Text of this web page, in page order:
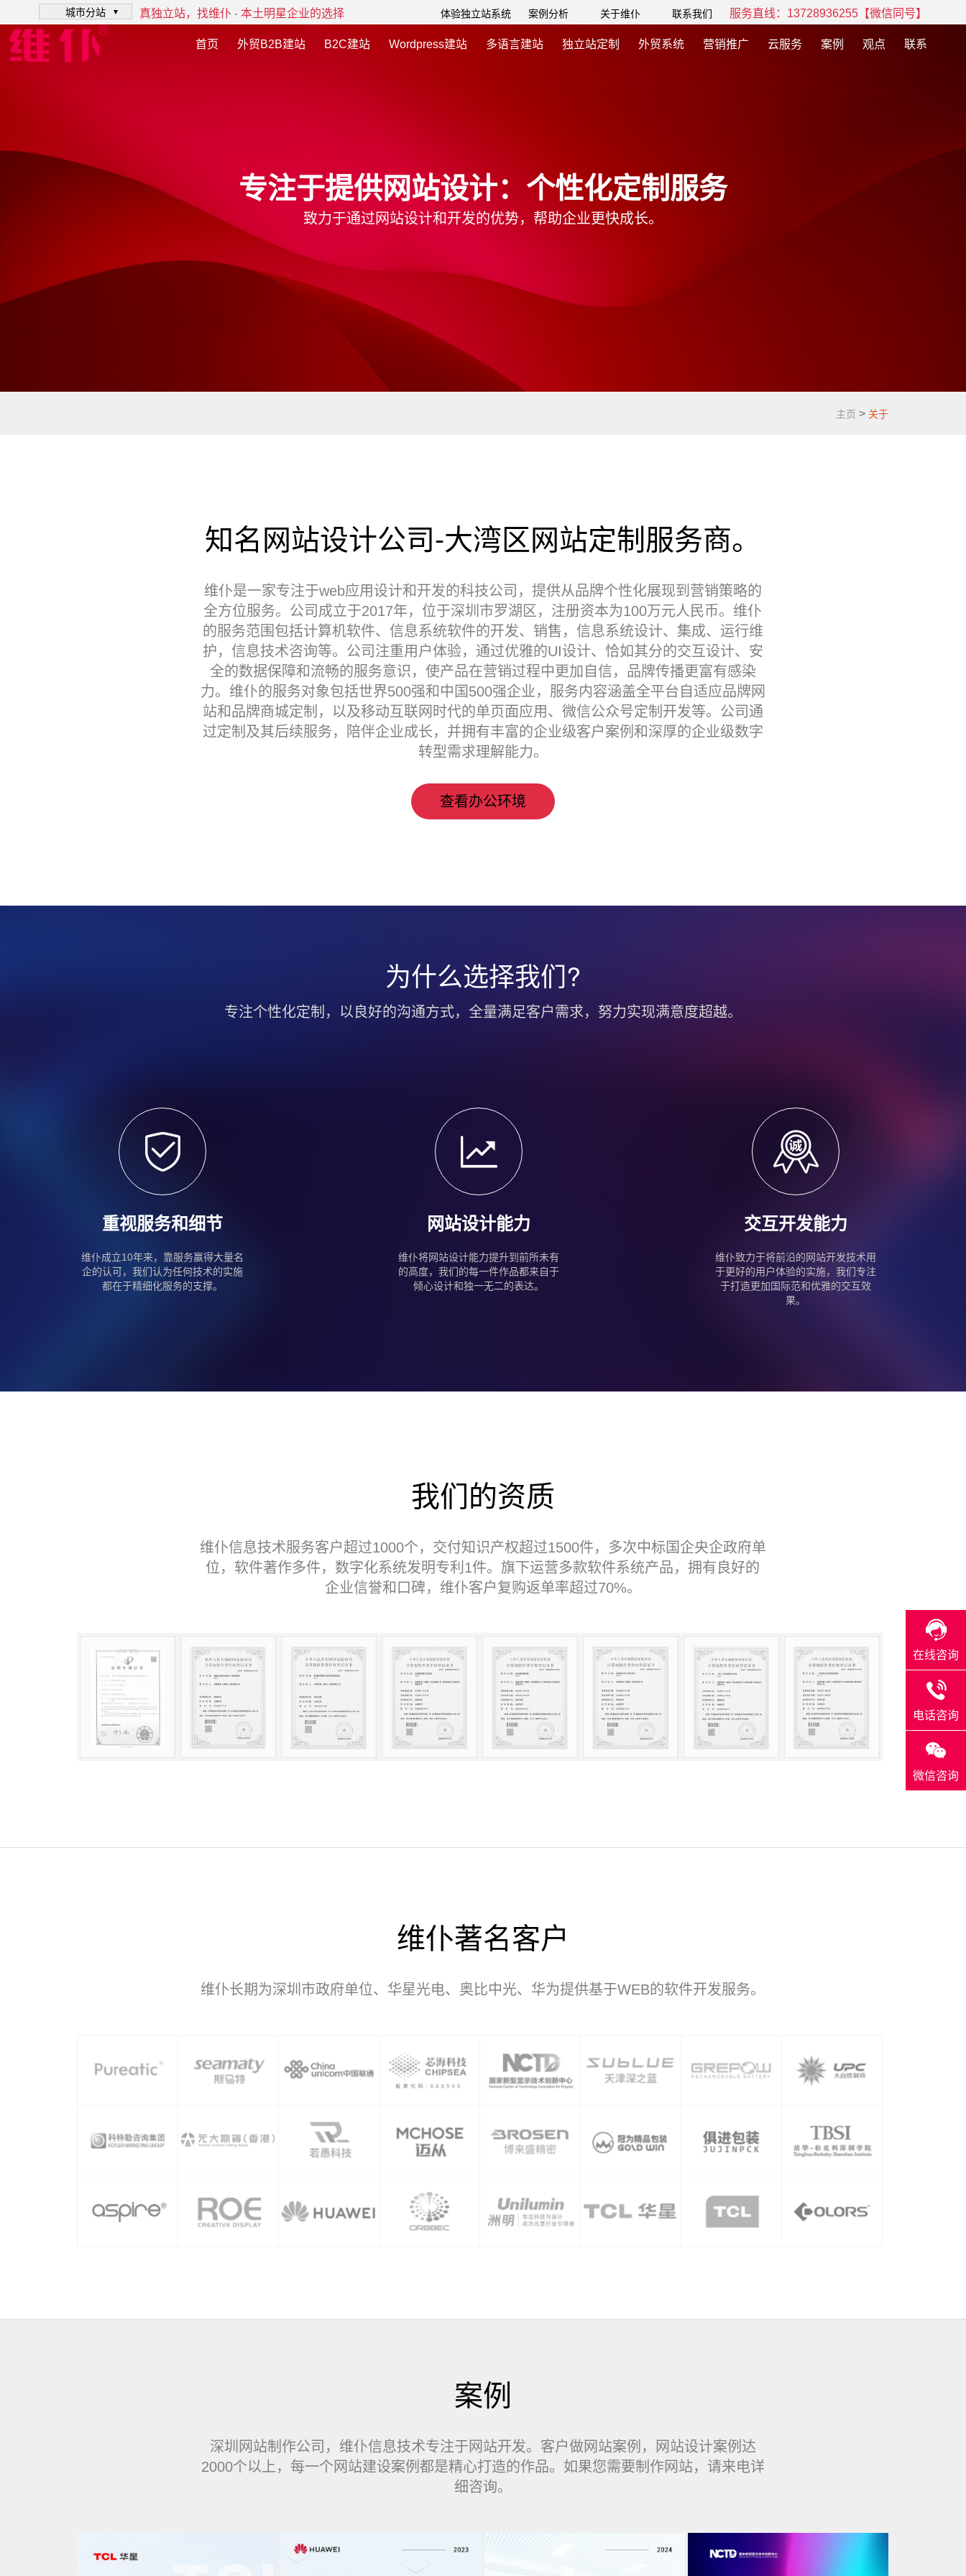
城市分站 真独立站，找维仆 · 本土明星企业的选择 体验独立站系统 案例分析 关于维仆 联系我们 服务直线：13728936255【微信同号】
首页 外贸B2B建站 B2C建站 Wordpress建站 多语言建站 独立站定制 外贸系统 营销推广 云服务 案例 观点 联系
专注于提供网站设计：个性化定制服务
致力于通过网站设计和开发的优势，帮助企业更快成长。
主页 > 关于
知名网站设计公司-大湾区网站定制服务商。
维仆是一家专注于web应用设计和开发的科技公司，提供从品牌个性化展现到营销策略的
全方位服务。公司成立于2017年，位于‌深圳市罗湖区，注册资本为100万元人民币。维仆
的服务范围包括‌计算机软件、‌信息系统软件的开发、销售，信息系统设计、集成、运行维
护，信息技术咨询等。公司注重用户体验，通过优雅的UI设计、恰如其分的交互设计、安
全的数据保障和流畅的服务意识，使产品在营销过程中更加自信，品牌传播更富有感染
力。维仆的服务对象包括‌世界500强和中国500强企业，服务内容涵盖全平台自适应品牌网
站和品牌商城定制，以及移动互联网时代的单页面应用、微信公众号定制开发等。公司通
过定制及其后续服务，陪伴企业成长，并拥有丰富的企业级客户案例和深厚的企业级数字
转型需求理解能力。
查看办公环境
为什么选择我们?
专注个性化定制，以良好的沟通方式，全量满足客户需求，努力实现满意度超越。
重视服务和细节
维仆成立10年来，靠服务赢得大量名
企的认可，我们认为任何技术的实施
都在于精细化服务的支撑。
网站设计能力
维仆将网站设计能力提升到前所未有
的高度，我们的每一件作品都来自于
倾心设计和独一无二的表达。
交互开发能力
维仆致力于将前沿的网站开发技术用
于更好的用户体验的实施，我们专注
于打造更加国际范和优雅的交互效
果。
我们的资质
维仆信息技术服务客户超过1000个，交付知识产权超过1500件，多次中标国企央企政府单
位，软件著作多件，数字化系统发明专利1件。旗下运营多款软件系统产品，拥有良好的
企业信誉和口碑，维仆客户复购返单率超过70%。
维仆著名客户
维仆长期为深圳市政府单位、华星光电、奥比中光、华为提供基于WEB的软件开发服务。
案例
深圳网站制作公司，维仆信息技术专注于网站开发。客户做网站案例，网站设计案例达
2000个以上，每一个网站建设案例都是精心打造的作品。如果您需要制作网站，请来电详
细咨询。
在线咨询
电话咨询
微信咨询